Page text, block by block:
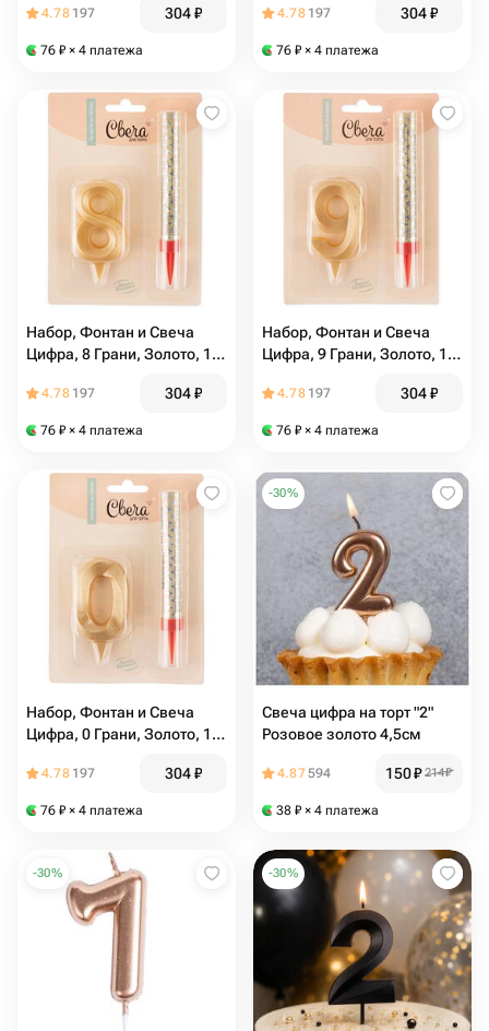
4.78 197 304₽
76 ₽ × 4 платежа
4.78 197 304₽
76 ₽ × 4 платежа
Набор, Фонтан и Свеча
Цифра, 8 Грани, Золото, 10
4.78 197 304₽
76 ₽ × 4 платежа
Набор, Фонтан и Свеча
Цифра, 9 Грани, Золото, 10
4.78 197 304₽
76 ₽ × 4 платежа
Набор, Фонтан и Свеча
Цифра, 0 Грани, Золото, 10
4.78 197 304₽
76 ₽ × 4 платежа
-30%
Свеча цифра на торт "2"
Розовое золото 4,5см
4.87594 150₽ 214₽
38 ₽ × 4 платежа
-30% -30%